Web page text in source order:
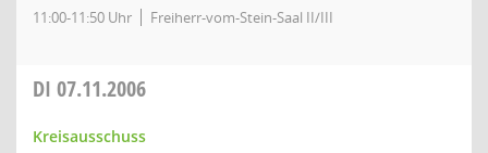
11:00-11:50 Uhr Freiherr-vom-Stein-Saal II/III
DI 07.11.2006
Kreisausschuss